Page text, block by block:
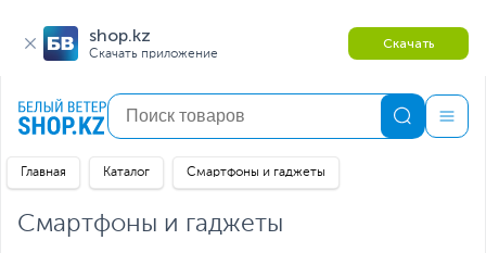
shop.kz
Скачать приложение
Скачать
Главная Каталог Смартфоны и гаджеты
Смартфоны и гаджеты